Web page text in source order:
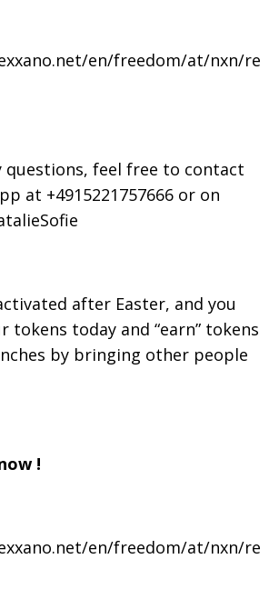
en/freedom/at/nxn/re
questions, feel free to contact
at +4915221757666 or on
after Easter, and you
tokens today and “earn” tokens
by bringing other people
!
en/freedom/at/nxn/re